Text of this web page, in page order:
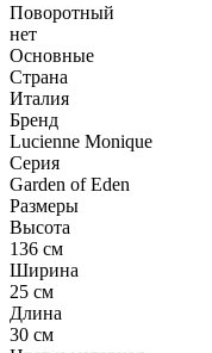
Поворотный
нет
Основные
Страна
Италия
Бренд
Lucienne Monique
Серия
Garden of Eden
Размеры
Высота
136 см
Ширина
25 см
Длина
30 см